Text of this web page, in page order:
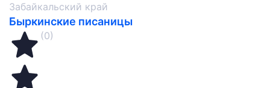
Забайкальский край
Быркинские писаницы
(0)